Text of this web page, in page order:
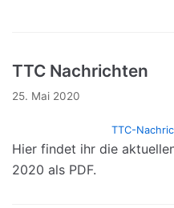
TTC Nachrichten
25. Mai 2020
TTC-
Hier findet ihr die
2020 als PDF.